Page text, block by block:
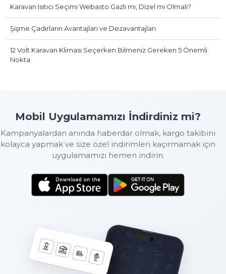
Karavan Isıtıcı Seçimi Webasto Gazlı mı, Dizel mi Olmalı?
Şişme Çadırların Avantajları ve Dezavantajları
12 Volt Karavan Kliması Seçerken Bilmeniz Gereken 5 Önemli
Nokta
Mobil Uygulamamızı İndirdiniz mi?
Kampanyalardan anında haberdar olmak, kargo takibini
kolayca yapmak ve size özel indirimleri kaçırmamak için
uygulamamızı hemen indirin.